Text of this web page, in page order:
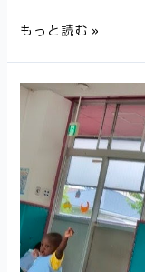
七
野
三
学
園）
もっと読む »